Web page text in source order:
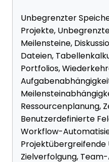
Unbegrenzter
Projekte,
Meilensteine,
Dateien,
Portfolios,
Ressourcenplanung,
Benutzerdefinierte
Workflow-
Projektübergreifende
Zielverfolgung,